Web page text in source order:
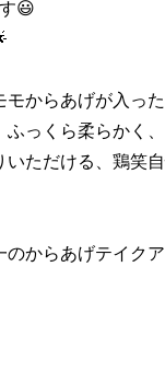
😃
からあげが入った
っくら柔らかく
ただける、鶏笑
からあげテイク